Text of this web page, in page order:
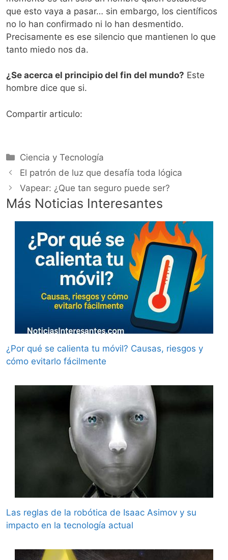
que esto vaya a pasar… sin embargo, los científicos
no lo han confirmado ni lo han desmentido.
Precisamente es ese silencio que mantienen lo que
tanto miedo nos da.
¿Se acerca el principio del fin del mundo? Este
hombre dice que si.
Compartir articulo:
Categorías
Ciencia y Tecnología
El patrón de luz que desafía toda lógica
Vapear: ¿Que tan seguro puede ser?
Más Noticias Interesantes
¿Por qué se calienta tu móvil? Causas, riesgos y
cómo evitarlo fácilmente
Las reglas de la robótica de Isaac Asimov y su
impacto en la tecnología actual